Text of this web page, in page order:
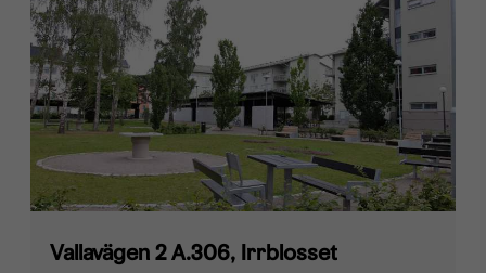
Vallavägen 2 A.306, Irrblosset